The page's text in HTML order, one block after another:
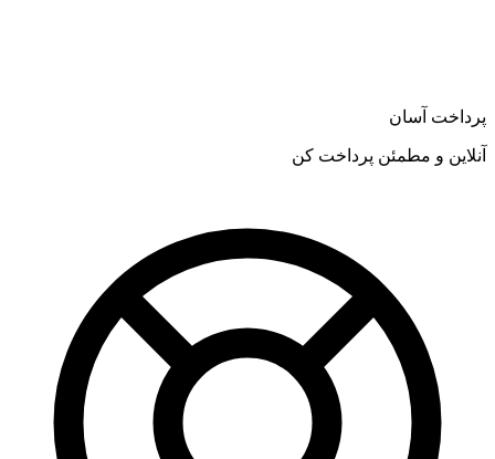
پرداخت آسان
آنلاین و مطمئن پرداخت کن